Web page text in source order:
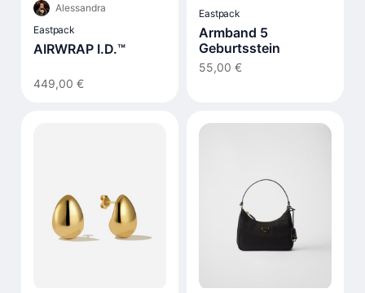
Alessandra
Eastpack
AIRWRAP I.D.™
449,00 €
Eastpack
Armband 5
Geburtsstein
55,00 €